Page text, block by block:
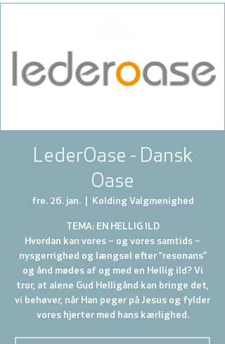
LederOase - Dansk
Oase
fre. 26. jan.
  |
Kolding Valgmenighed
TEMA: EN HELLIG ILD
Hvordan kan vores – og vores samtids –
nysgerrighed og længsel efter “resonans”
og ånd mødes af og med en Hellig ild? Vi
tror, at alene Gud Helligånd kan bringe det,
vi behøver, når Han peger på Jesus og fylder
vores hjerter med hans kærlighed.